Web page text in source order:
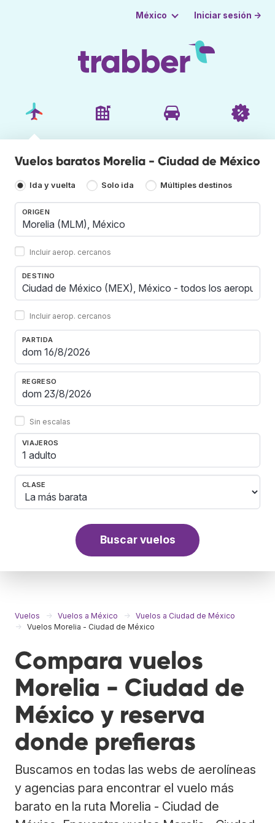
México Iniciar sesión →
Vuelos baratos Morelia - Ciudad de México
Ida y vuelta Solo ida Múltiples destinos
ORIGEN
Incluir aerop. cercanos
DESTINO
Incluir aerop. cercanos
PARTIDA
REGRESO
Sin escalas
VIAJEROS
1 adulto
CLASE
Buscar vuelos
Vuelos Vuelos a México
Vuelos a Ciudad de México
Vuelos Morelia - Ciudad de México
Compara vuelos
Morelia - Ciudad de
México y reserva
donde prefieras
Buscamos en todas las webs de aerolíneas
y agencias para encontrar el vuelo más
barato en la ruta Morelia - Ciudad de